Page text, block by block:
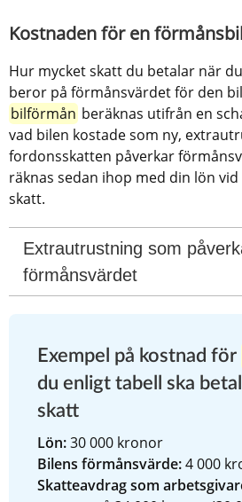
Kostnaden för en
Hur mycket skatt du betalar när
beror på förmånsvärdet för den
bilförmån beräknas utifrån en
vad bilen kostade som ny,
fordonsskatten påverkar
räknas sedan ihop med din lön
skatt.
Extrautrustning som
förmånsvärdet
Exempel på kostnad för
du enligt tabell ska
skatt
Lön: 30 000 kronor
Bilens förmånsvärde: 4 000
Skatteavdrag som